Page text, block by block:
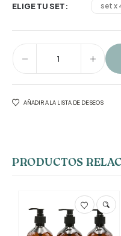
ELIGE TU SET set x
AÑADIR A LA LISTA DE DESEOS
PRODUCTOS
Este producto tiene múltiples variantes. Las opciones se pueden elegir en la página de producto